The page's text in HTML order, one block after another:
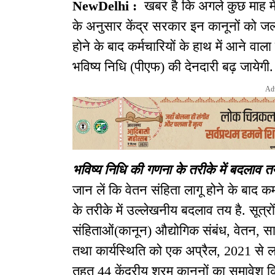
NewDelhi :खबर है कि अगले कुछ माह में
के अनुसार केंद्र सरकार इन कानूनों को
होने के बाद कर्मचारियों के हाथ में आने
भविष्य निधि (पीएफ) की देनदारी बढ़ जायेगी.
भविष्य निधि की गणना के तरीके में बदलाव
जान लें कि वेतन संहिता लागू होने के बाद
के तरीके में उल्लेखनीय बदलाव तय है.
संहिताओं(कानून) औद्योगिक संबंध, वेतन,
तथा कार्यस्थिति को एक अप्रैल, 2021 से
तहत 44 केंद्रीय श्रम कानूनों का समावेश